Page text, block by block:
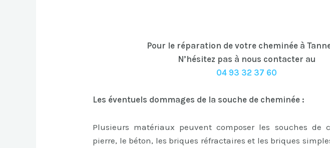
Pour le réparation de votre cheminée à
N’hésitez pas à nous contacter au
04 93 32 37 60
Les éventuels dommages de la souche de cheminée :
Plusieurs matériaux peuvent composer les souches de
pierre, le béton, les briques réfractaires et les briques